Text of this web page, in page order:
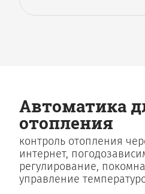
Автоматика
отопления
контроль отопления
интернет,
регулирование,
управление